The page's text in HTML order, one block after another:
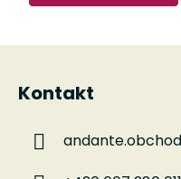
Z
Kontakt
andante.obchod